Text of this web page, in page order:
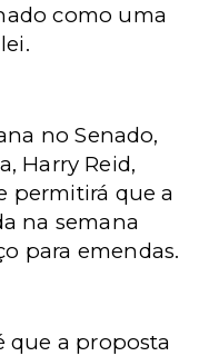
como uma
no Senado,
Harry Reid,
permitirá que a
na semana
para emendas.
que a proposta